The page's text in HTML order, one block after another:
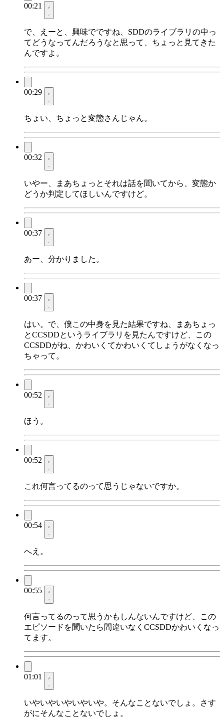
00:21
で、えーと、興味でですね、SDDのライブラリの中っ
てどうなってんだろうなと思って、ちょっと見てきた
んですよ。
00:29
ちょい、ちょっと変態さんじゃん。
00:32
いやー、まあちょっとそれは話を聞いてから、変態か
どうか判定してほしいんですけど。
00:37
あー、分かりました。
00:37
はい。で、僕この中身を見た結果ですね、まあちょっ
とCCSDDというライブラリを見たんですけど、この
CCSDDがね、かわいくてかわいくてしょうがなくなっ
ちゃって。
00:52
ほう。
00:52
これ何言ってるのって思うじゃないですか。
00:54
へえ。
00:55
何言ってるのって思うかもしんないんですけど、この
エピソードを聞いたら間違いなくCCSDDかわいくなっ
てます。
01:01
いやいやいやいやいや。そんなことないでしょ。さす
がにそんなことないでしょ。